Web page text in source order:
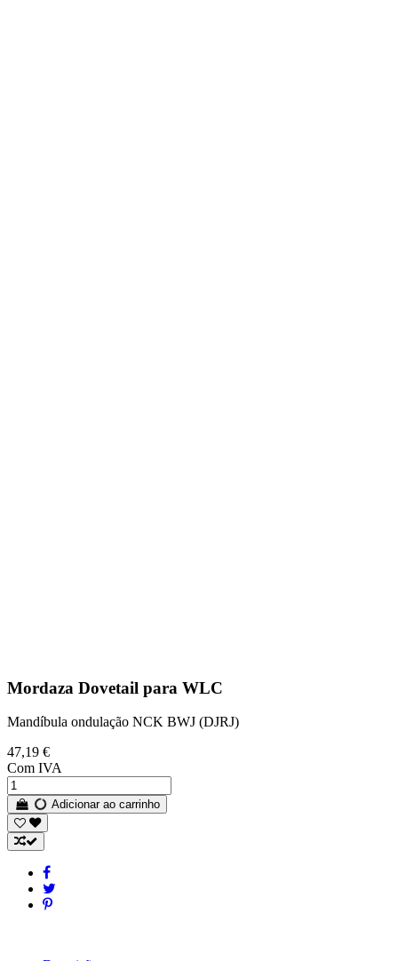
Mordaza Dovetail para WLC
Mandíbula ondulação NCK BWJ (DJRJ)
47,19 €
Com IVA
Adicionar ao carrinho